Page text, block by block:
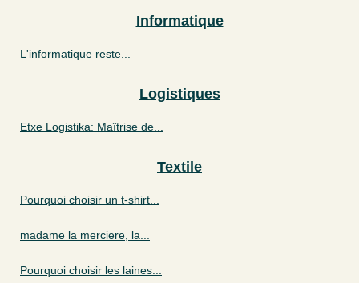
Informatique
L'informatique reste...
Logistiques
Etxe Logistika: Maîtrise de...
Textile
Pourquoi choisir un t-shirt...
madame la merciere, la...
Pourquoi choisir les laines...